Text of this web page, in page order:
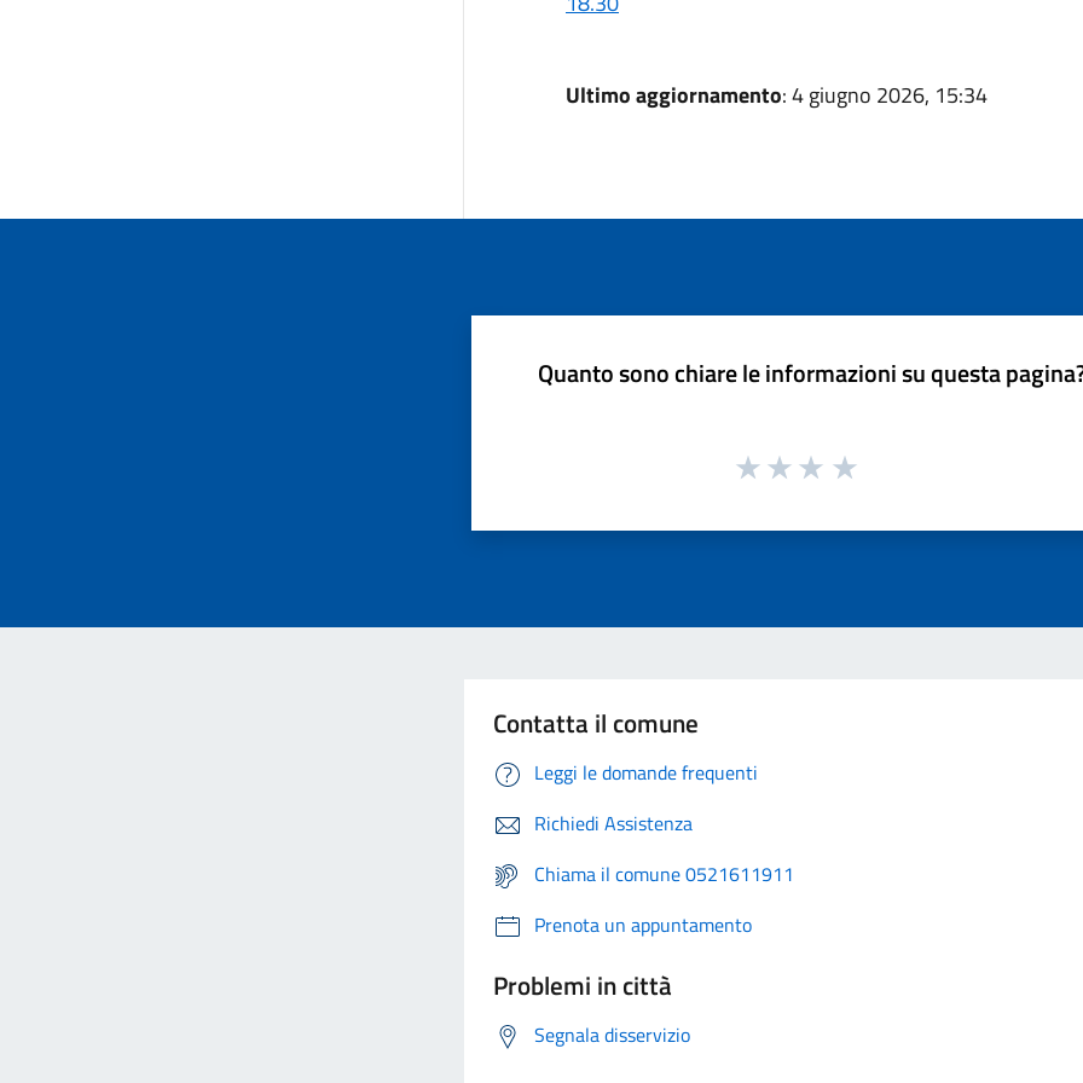
Ultimo aggiornamento: 4 giugno 2026, 15:34
Quanto sono chiare le informazioni su questa
Contatta il comune
Leggi le domande frequenti
Richiedi Assistenza
Chiama il comune 0521611911
Prenota un appuntamento
Problemi in città
Segnala disservizio